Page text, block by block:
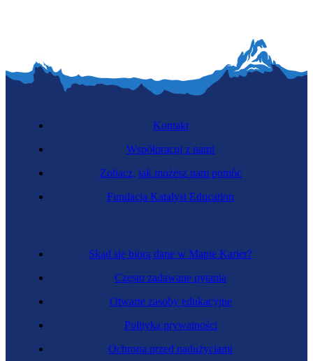
Skąd się biorą dane w Mapie Karier?
Często zadawane pytania
Otwarte zasoby edukacyjne
Polityka prywatności
Ochrona przed nadużyciami
Kontakt
Współpracuj z nami
Zobacz, jak możesz nam pomóc
Fundacja Katalyst Education